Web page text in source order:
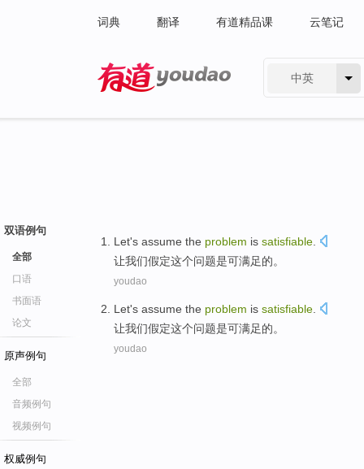
词典 翻译 有道精品课 云笔记
中英
双语例句
全部
口语
书面语
论文
原声例句
全部
音频例句
视频例句
权威例句
Let's assume the problem is satisfiable
让我们假定这个问题是可满足的。
youdao
Let's assume the problem is satisfiable
让我们假定这个问题是可满足的。
youdao